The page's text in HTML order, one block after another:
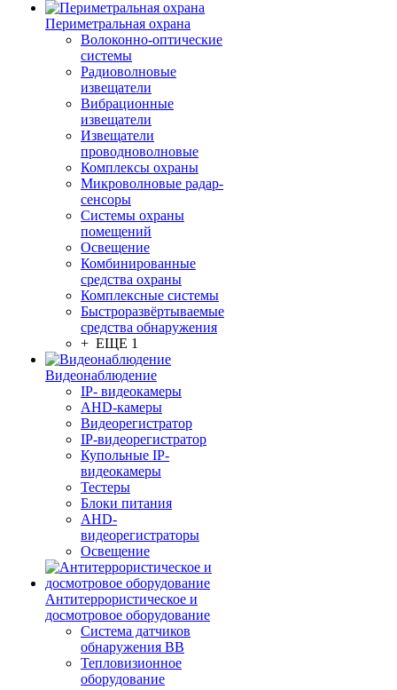
Периметральная охрана
Волоконно-оптические
системы
Радиоволновые
извещатели
Вибрационные
извещатели
Извещатели
проводноволновые
Комплексы охраны
Микроволновые радар-
сенсоры
Системы охраны
помещений
Освещение
Комбинированные
средства охраны
Комплексные системы
Быстроразвёртываемые
средства обнаружения
+ ЕЩЕ 1
Видеонаблюдение
IP- видеокамеры
AHD-камеры
Видеорегистратор
IP-видеорегистратор
Купольные IP-
видеокамеры
Тестеры
Блоки питания
AHD-
видеорегистраторы
Освещение
Антитеррористическое и
досмотровое оборудование
Cистема датчиков
обнаружения ВВ
Тепловизионное
оборудование